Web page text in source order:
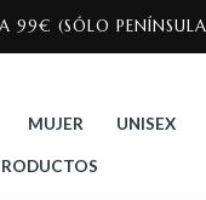
A 99€ (SÓLO
MUJER UNISEX